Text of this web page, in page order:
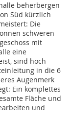
beherbergen
Süd kürzlich
Die
schweren
mit
eine
sind hoch
in die 6
Augenmerk
Ein komplettes
Fläche und
und